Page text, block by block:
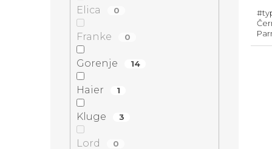
Elica 0
Franke 0
Gorenje 14
Haier 1
Kluge 3
Lord 0
2900 W,